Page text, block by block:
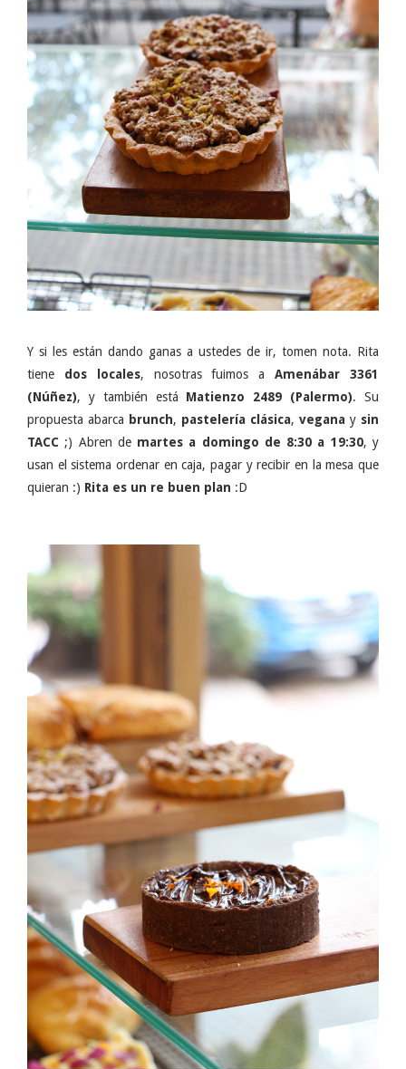
Y si les están dando ganas a ustedes de ir, tomen nota. Rita
tiene dos locales, nosotras fuimos aAmenábar 3361
(Núñez), y también está Matienzo 2489 (Palermo). Su
propuesta abarca brunch, pastelería clásica, vegana y sin
TACC ;) Abren de martes a domingo de 8:30 a 19:30, y
usan el sistema ordenar en caja, pagar y recibir en la mesa que
quieran :) Rita es un re buen plan :D